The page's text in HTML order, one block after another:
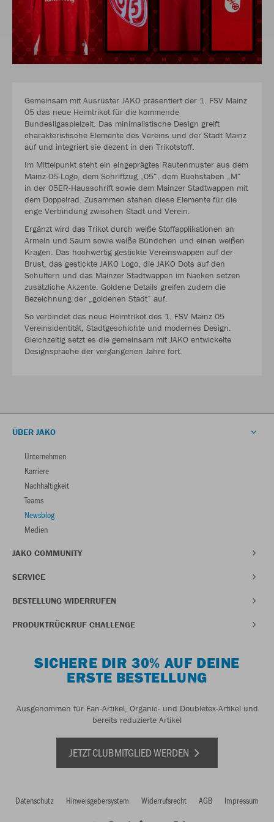
Gemeinsam mit Ausrüster JAKO präsentiert der 1. FSV Mainz
05 das neue Heimtrikot für die kommende
Bundesligaspielzeit. Das minimalistische Design greift
charakteristische Elemente des Vereins und der Stadt Mainz
auf und integriert sie dezent in den Trikotstoff.
Im Mittelpunkt steht ein eingeprägtes Rautenmuster aus dem
Mainz-05-Logo, dem Schriftzug „05“, dem Buchstaben „M“
in der 05ER-Hausschrift sowie dem Mainzer Stadtwappen mit
dem Doppelrad. Zusammen stehen diese Elemente für die
enge Verbindung zwischen Stadt und Verein.
Ergänzt wird das Trikot durch weiße Stoffapplikationen an
Ärmeln und Saum sowie weiße Bündchen und einen weißen
Kragen. Das hochwertig gestickte Vereinswappen auf der
Brust, das gestickte JAKO Logo, die JAKO Dots auf den
Schultern und das Mainzer Stadtwappen im Nacken setzen
zusätzliche Akzente. Goldene Details greifen zudem die
Bezeichnung der „goldenen Stadt“ auf.
So verbindet das neue Heimtrikot des 1. FSV Mainz 05
Vereinsidentität, Stadtgeschichte und modernes Design.
Gleichzeitig setzt es die gemeinsam mit JAKO entwickelte
Designsprache der vergangenen Jahre fort.
ÜBER JAKO
Unternehmen
Karriere
Nachhaltigkeit
Teams
Newsblog
Medien
JAKO COMMUNITY
SERVICE
BESTELLUNG WIDERRUFEN
PRODUKTRÜCKRUF CHALLENGE
SICHERE DIR 30% AUF DEINE
ERSTE BESTELLUNG
Ausgenommen für Fan-Artikel, Organic- und Doubletex-Artikel und
bereits reduzierte Artikel
JETZT CLUBMITGLIED WERDEN
Datenschutz Hinweisgebersystem Widerrufsrecht AGB Impressum